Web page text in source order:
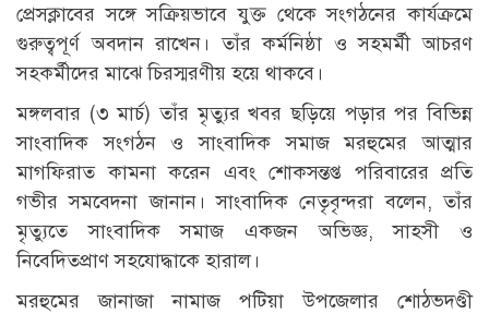
প্রেসক্লাবের সঙ্গে সক্রিয়ভাবে যুক্ত থেকে সংগঠনের কার্যক্রমে
গুরুত্বপূর্ণ অবদান রাখেন। তাঁর কর্মনিষ্ঠা ও সহমর্মী আচরণ
সহকর্মীদের মাঝে চিরস্মরণীয় হয়ে থাকবে।
মঙ্গলবার (৩ মার্চ) তাঁর মৃত্যুর খবর ছড়িয়ে পড়ার পর বিভিন্ন
সাংবাদিক সংগঠন ও সাংবাদিক সমাজ মরহুমের আত্মার
মাগফিরাত কামনা করেন এবং শোকসন্তপ্ত পরিবারের প্রতি
গভীর সমবেদনা জানান। সাংবাদিক নেতৃবৃন্দরা বলেন, তাঁর
মৃত্যুতে সাংবাদিক সমাজ একজন অভিজ্ঞ, সাহসী ও
নিবেদিতপ্রাণ সহযোদ্ধাকে হারাল।
মরহুমের জানাজা নামাজ পটিয়া উপজেলার শোঠভদণ্ডী